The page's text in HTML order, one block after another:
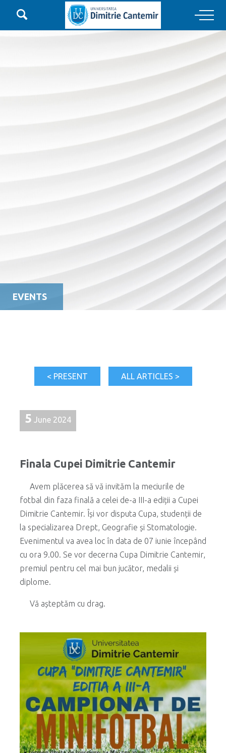

Main Navigation
EVENTS
< PRESENT ALL ARTICLES >
5 June 2024
Finala Cupei Dimitrie Cantemir
Avem plăcerea să vă invităm la meciurile de
fotbal din faza finală a celei de-a III-a ediții a Cupei
Dimitrie Cantemir. Își vor disputa Cupa, studenții de
la specializarea Drept, Geografie și Stomatologie.
Evenimentul va avea loc în data de 07 iunie începând
cu ora 9.00. Se vor decerna Cupa Dimitrie Cantemir,
premiul pentru cel mai bun jucător, medalii și
diplome.
Vă așteptăm cu drag.